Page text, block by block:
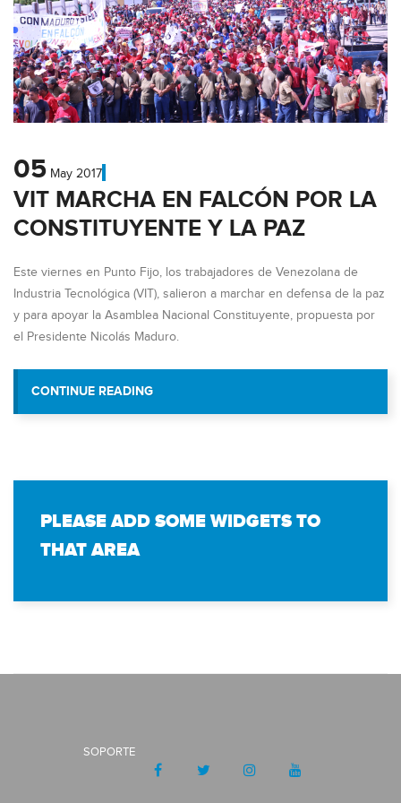
05 May 2017
VIT MARCHA EN FALCÓN POR LA
CONSTITUYENTE Y LA PAZ
Este viernes en Punto Fijo, los trabajadores de Venezolana de
Industria Tecnológica (VIT), salieron a marchar en defensa de la paz
y para apoyar la Asamblea Nacional Constituyente, propuesta por
el Presidente Nicolás Maduro.
CONTINUE READING
PLEASE ADD SOME WIDGETS TO
THAT AREA
SOPORTE